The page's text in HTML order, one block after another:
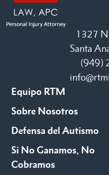
1327
Santa
(949)
Equipo RTM
Sobre Nosotros
Defensa del Autismo
Si No Ganamos, No
Cobramos